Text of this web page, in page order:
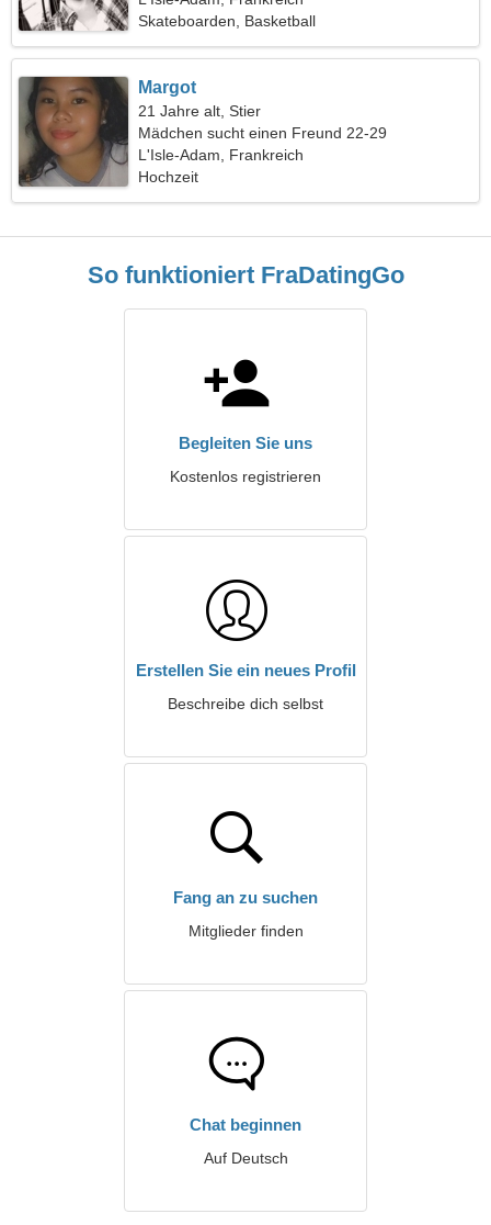
Skateboarden, Basketball
Margot
21 Jahre alt, Stier
Mädchen sucht einen Freund 22-29
L'Isle-Adam, Frankreich
Hochzeit
So funktioniert FraDatingGo
Begleiten Sie uns
Kostenlos registrieren
Erstellen Sie ein neues Profil
Beschreibe dich selbst
Fang an zu suchen
Mitglieder finden
Chat beginnen
Auf Deutsch